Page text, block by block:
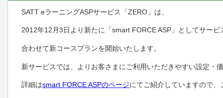
SATT eラーニングASPサービス「ZERO」は、
2012年12月3日より新たに「smart FORCE ASP」としてサービ
合わせて新コースプランを開始いたします。
新サービスでは、よりお客さまにご利用いただきやすい設定・
詳細はsmart FORCE ASPのページにてご紹介していますので、